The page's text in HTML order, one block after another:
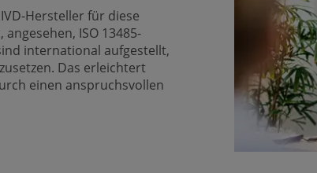
Hersteller für diese
ISO 13485-
international aufgestellt,
Das erleich­tert
einen anspruchs­vollen